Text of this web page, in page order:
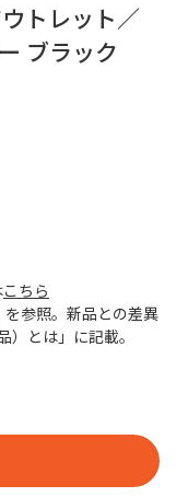
トレット／
ブラック
こちら
を参照。新品との差異
とは」に記載。